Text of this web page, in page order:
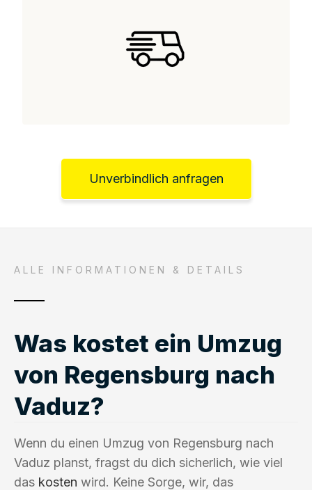
Unverbindlich anfragen
ALLE INFORMATIONEN & DETAILS
Was kostet ein Umzug
von Regensburg nach
Vaduz?
Wenn du einen Umzug von Regensburg nach
Vaduz planst, fragst du dich sicherlich, wie viel
das kosten wird. Keine Sorge, wir, das